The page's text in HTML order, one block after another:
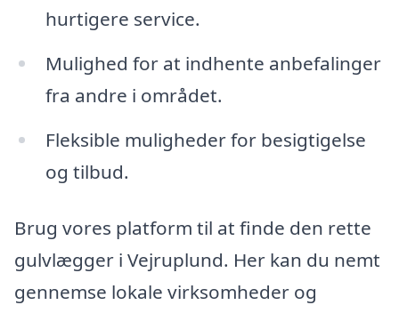
hurtigere service.
Mulighed for at indhente anbefalinger
fra andre i området.
Fleksible muligheder for besigtigelse
og tilbud.
Brug vores platform til at finde den rette
gulvlægger i Vejruplund. Her kan du nemt
gennemse lokale virksomheder og